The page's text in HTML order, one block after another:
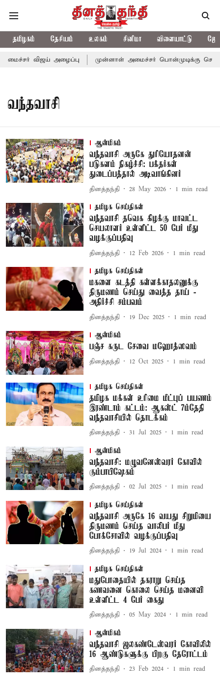
தமிழகம் தேசியம் உலகம் சினிமா விளையாட்டு
விஜய் அழைப்பு முன்னாள் அமைச்சர் பொன்முடிக்கு
வந்தவாசி
ஆன்மிகம்
வந்தவாசி அருகே துரியோதனன்
படுகளம் நிகழ்ச்சி: பக்தர்கள்
துடைப்பத்தால் அடிவாங்கினர்
தினத்தந்தி 28 May 2026 1 min read
தமிழக செய்திகள்
வந்தவாசி தவெக கிழக்கு மாவட்ட
செயலாளர் உள்ளிட்ட 50 பேர் மீது
வழக்குப்பதிவு
தினத்தந்தி 12 Feb 2026 1 min read
தமிழக செய்திகள்
மகளை கடத்தி கள்ளக்காதலனுக்கு
திருமணம் செய்து வைத்த தாய் -
அதிர்ச்சி சம்பவம்
தினத்தந்தி 19 Dec 2025 1 min read
ஆன்மிகம்
பஞ்ச கருட சேவை மஹோத்ஸவம்
தினத்தந்தி 12 Oct 2025 1 min read
தமிழக செய்திகள்
தமிழக மக்கள் உரிமை மீட்புப் பயணம்
இரண்டாம் கட்டம்: ஆகஸ்ட் 7ம்தேதி
வந்தவாசியில் தொடக்கம்
தினத்தந்தி 31 Jul 2025 1 min read
ஆன்மிகம்
வந்தவாசி: மழுவனேஸ்வரர் கோவில்
கும்பாபிஷேகம்
தினத்தந்தி 02 Jul 2025 1 min read
தமிழக செய்திகள்
வந்தவாசி அருகே 16 வயது சிறுமியை
திருமணம் செய்த வாலிபர் மீது
போக்சோவில் வழக்குப்பதிவு
தினத்தந்தி 19 Jul 2024 1 min read
தமிழக செய்திகள்
மதுபோதையில் தகராறு செய்த
கணவனை கொலை செய்த மனைவி
உள்ளிட்ட 4 பேர் கைது
தினத்தந்தி 05 May 2024 1 min read
ஆன்மிகம்
வந்தவாசி ஜலகண்டேஸ்வரர் கோவிலில்
16 ஆண்டுகளுக்கு பிறகு தேரோட்டம்
தினத்தந்தி 23 Feb 2024 1 min read